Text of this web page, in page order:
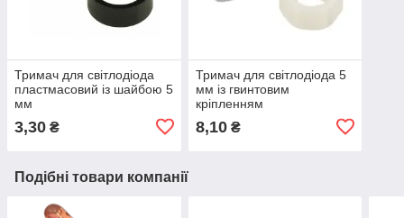
Тримач для світлодіода
пластмасовий із шайбою 5
мм
3,30 ₴
Тримач для світлодіода 5
мм із гвинтовим
кріпленням
8,10₴
Подібні товари компанії